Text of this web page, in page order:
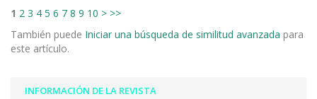
1 2 3 4 5 6 7 8 9 10 > >>
También puede Iniciar una búsqueda de similitud avanzada para
este artículo.
INFORMACIÓN DE LA REVISTA